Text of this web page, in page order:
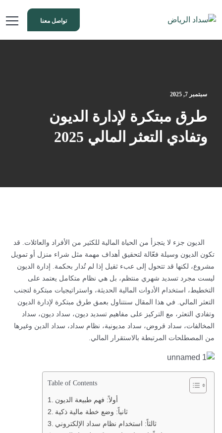
تواصل معنا
سبتمبر 7, 2025
طرق مبتكرة لإدارة الديون
وتفادي التعثر المالي 2025
الديون جزء لا يتجزأ من الحياة المالية للكثير من الأفراد والعائلات. قد
تكون الديون وسيلة فعّالة لتحقيق أهداف مهمة مثل شراء منزل أو تمويل
مشروع، لكنها قد تتحول إلى عبء ثقيل إذا لم تُدار بحكمة. إدارة الديون
ليست مجرد تسديد شهري منتظم، بل هي نظام متكامل يعتمد على
التخطيط، استخدام الأدوات المالية الحديثة، واستراتيجيات مبتكرة لتجنب
التعثر المالي. في هذا المقال سنتناول بعمق طرق مبتكرة لإدارة الديون
وتفادي التعثر، مع التركيز على مفاهيم تسديد ديون، سداد ديون، سداد
المخالفات، سداد قروض، سداد مديونية، نظام سداد، سداد الدين وغيرها
من المصطلحات المرتبطة بالاستقرار المالي.
Table of Contents
ثانياً: وضع خطة مالية ذكية
ثالثاً: استخدام نظام سداد الإلكتروني